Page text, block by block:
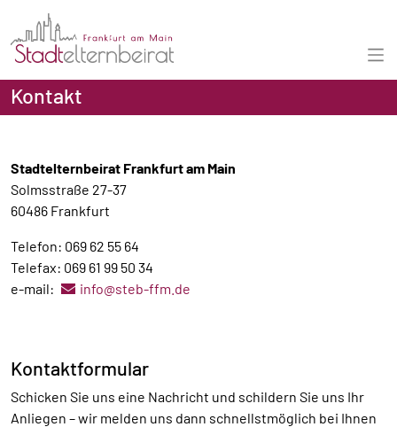
Kontakt
Stadtelternbeirat Frankfurt am Main
Solmsstraße 27-37
60486 Frankfurt
Telefon: 069 62 55 64
Telefax: 069 61 99 50 34
e-mail:
info@steb-ffm.de
Kontaktformular
Schicken Sie uns eine Nachricht und schildern Sie uns Ihr
Anliegen – wir melden uns dann schnellstmöglich bei Ihnen